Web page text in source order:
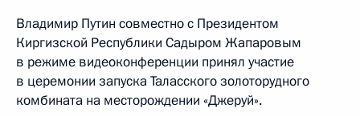
Владимир Путин совместно с Президентом
Киргизской Республики Садыром Жапаровым
в режиме видеоконференции принял участие
в церемонии запуска Таласского золоторудного
комбината на месторождении «Джеруй».